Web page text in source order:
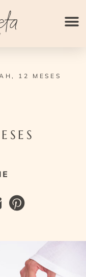
12 MESES